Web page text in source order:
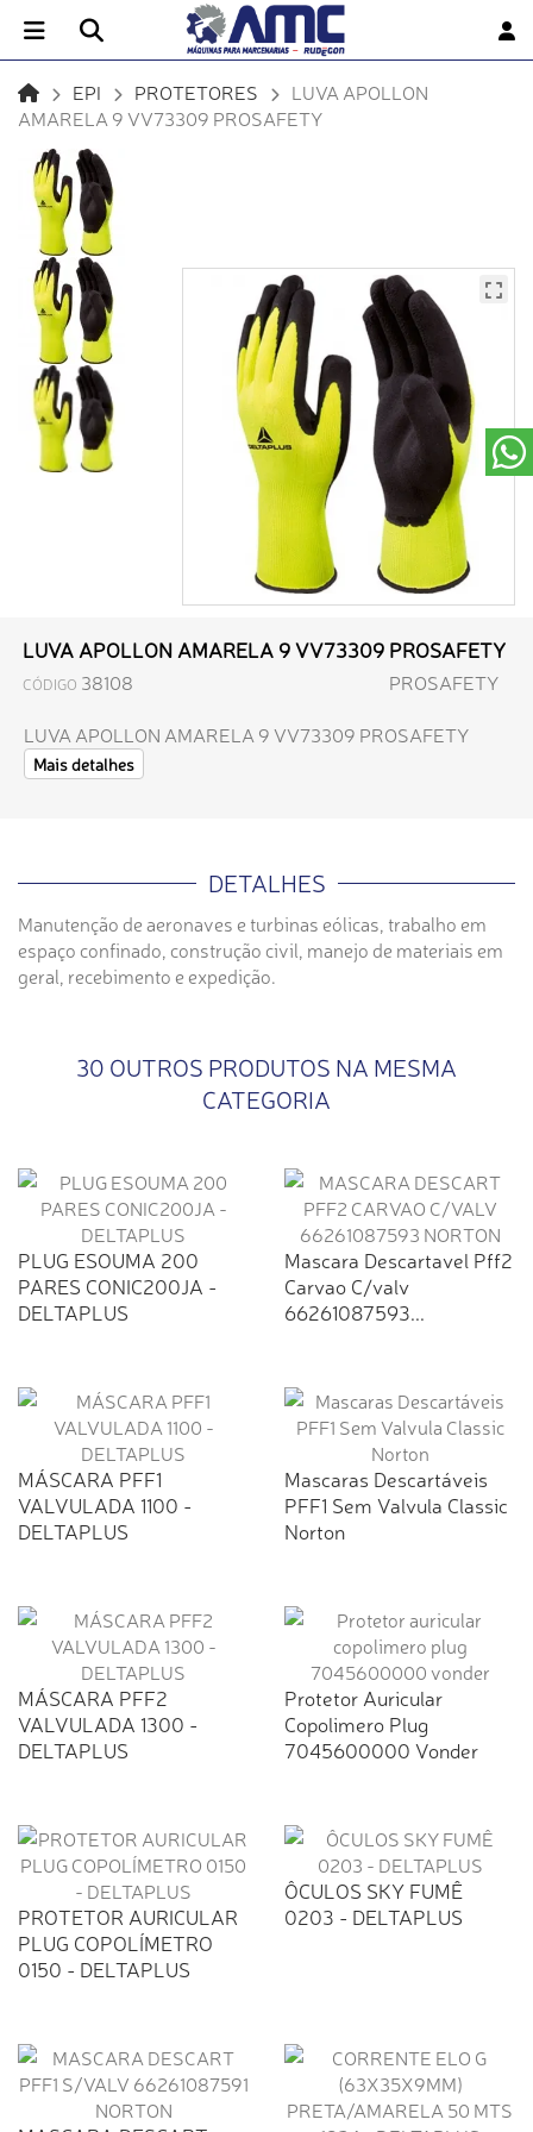
EPI PROTETORES
LUVA APOLLON
AMARELA 9 VV73309 PROSAFETY
LUVA APOLLON AMARELA 9 VV73309 PROSAFETY
CÓDIGO 38108
PROSAFETY
LUVA APOLLON AMARELA 9 VV73309 PROSAFETY
Mais detalhes
DETALHES
Manutenção de aeronaves e turbinas eólicas, trabalho em
espaço confinado, construção civil, manejo de materiais em
geral, recebimento e expedição.
30 OUTROS PRODUTOS NA MESMA
CATEGORIA
PLUG ESOUMA 200
PARES CONIC200JA -
DELTAPLUS
Mascara Descartavel Pff2
Carvao C/valv
66261087593...
MÁSCARA PFF1
VALVULADA 1100 -
DELTAPLUS
Mascaras Descartáveis
PFF1 Sem Valvula Classic
Norton
MÁSCARA PFF2
VALVULADA 1300 -
DELTAPLUS
Protetor Auricular
Copolimero Plug
7045600000 Vonder
PROTETOR AURICULAR
PLUG COPOLÍMETRO
0150 - DELTAPLUS
ÔCULOS SKY FUMÊ
0203 - DELTAPLUS